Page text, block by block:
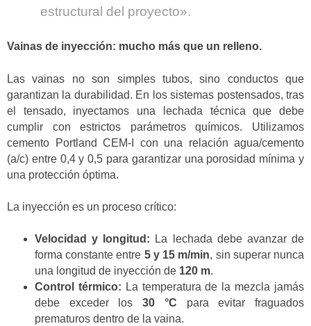
estructural del proyecto».
Vainas de inyección: mucho más que un relleno.
Las vainas no son simples tubos, sino conductos que
garantizan la durabilidad. En los sistemas postensados, tras
el tensado, inyectamos una lechada técnica que debe
cumplir con estrictos parámetros químicos. Utilizamos
cemento Portland CEM-I con una relación agua/cemento
(a/c) entre 0,4 y 0,5 para garantizar una porosidad mínima y
una protección óptima.
La inyección es un proceso crítico:
Velocidad y longitud: La lechada debe avanzar de
forma constante entre 5 y 15 m/min, sin superar nunca
una longitud de inyección de 120 m.
Control térmico: La temperatura de la mezcla jamás
debe exceder los30 °C para evitar fraguados
prematuros dentro de la vaina.